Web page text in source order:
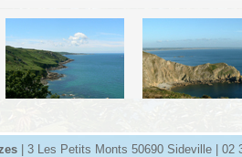
| 3 Les Petits Monts 50690 Sideville | 02